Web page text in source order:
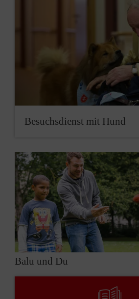
Besuchsdienst mit Hund
Balu und Du